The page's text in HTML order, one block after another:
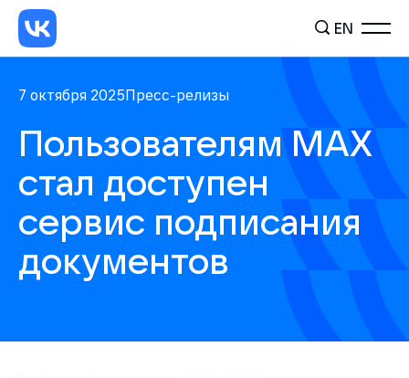
EN
7 октября 2025 Пресс-релизы
Пользователям МАХ
стал доступен
сервис подписания
документов